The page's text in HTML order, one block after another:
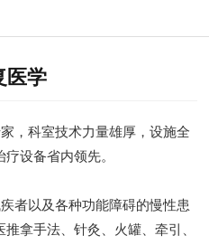
医学
，科室技术力量雄厚，设施全
设备省内领先。
者以及各种功能障碍的慢性患
拿手法、针灸、火罐、牵引、